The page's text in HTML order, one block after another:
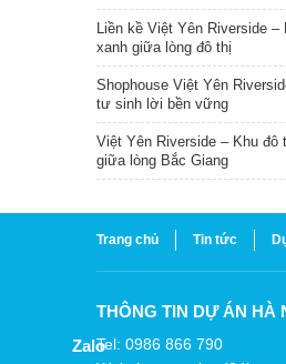
Liền kề Việt Yên Riverside –
xanh giữa lòng đô thị
Shophouse Việt Yên
tư sinh lời bền vững
Việt Yên Riverside – Khu đô
giữa lòng Bắc Giang
Trang chủ Tin tức
THÔNG TIN DỰ ÁN HÀ
Tel: 0986 866 790
Zalo